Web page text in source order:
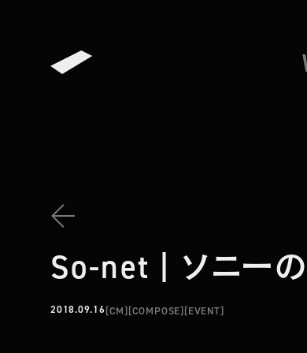
So-net | ソニーの
2018.09.16[CM][COMPOSE][EVENT]